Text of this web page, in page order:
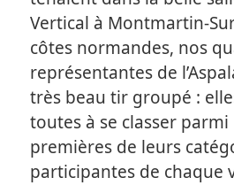
Vertical à Montmartin-
côtes normandes, nos
représentantes de
très beau tir groupé :
toutes à se classer parmi
premières de leurs
participantes de chaque